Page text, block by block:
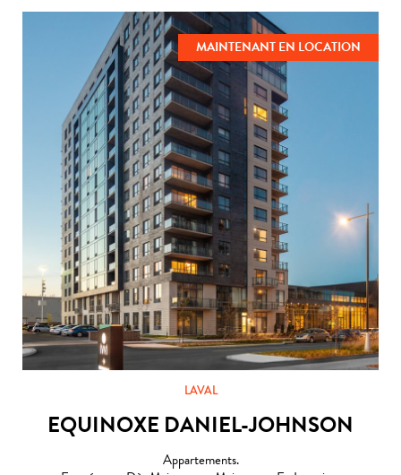
MAINTENANT EN LOCATION
LAVAL
EQUINOXE DANIEL-JOHNSON
Appartements.